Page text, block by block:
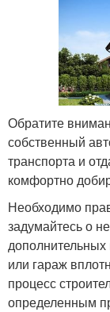
Обратите
собственный
транспорта и
комфортно
Необходимо
задумайтесь о
или гараж
процесс
определенным